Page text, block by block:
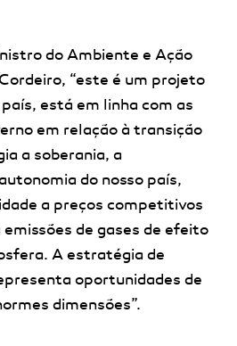
do Ambiente e Ação
“este é um projeto
está em linha com as
em relação à transição
a soberania, a
do nosso país,
a preços competitivos
de gases de efeito
A estratégia de
oportunidades de
dimensões”.